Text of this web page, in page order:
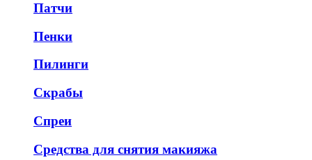
Патчи
Пенки
Пилинги
Скрабы
Спреи
Средства для снятия макияжа